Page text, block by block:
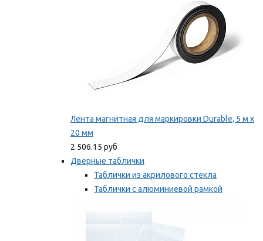
Лента магнитная для маркировки Durable, 5 м х
20 мм
2 506.15 руб
Дверные таблички
Таблички из акрилового стекла
Таблички с алюминиевой рамкой